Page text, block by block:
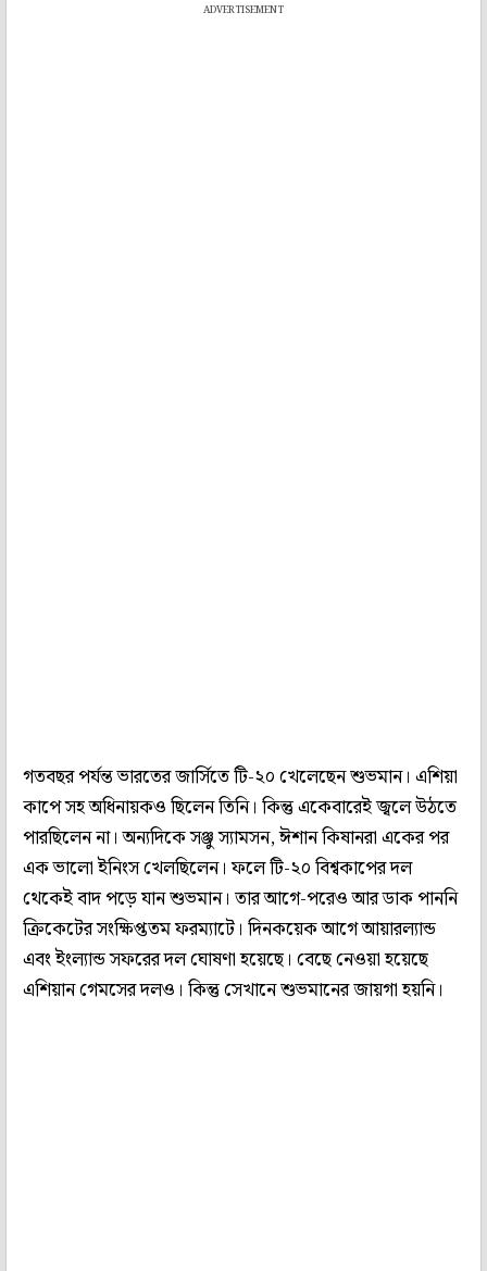
ADVERTISEMENT
গতবছর পর্যন্ত ভারতের জার্সিতে টি-২০ খেলেছেন শুভমান। এশিয়া
কাপে সহ অধিনায়কও ছিলেন তিনি। কিন্তু একেবারেই জ্বলে উঠতে
পারছিলেন না। অন্যদিকে সঞ্জু স্যামসন, ঈশান কিষানরা একের পর
এক ভালো ইনিংস খেলছিলেন। ফলে টি-২০ বিশ্বকাপের দল
থেকেই বাদ পড়ে যান শুভমান। তার আগে-পরেও আর ডাক পাননি
ক্রিকেটের সংক্ষিপ্ততম ফরম্যাটে। দিনকয়েক আগে আয়ারল্যান্ড
এবং ইংল্যান্ড সফরের দল ঘোষণা হয়েছে। বেছে নেওয়া হয়েছে
এশিয়ান গেমসের দলও। কিন্তু সেখানে শুভমানের জায়গা হয়নি।